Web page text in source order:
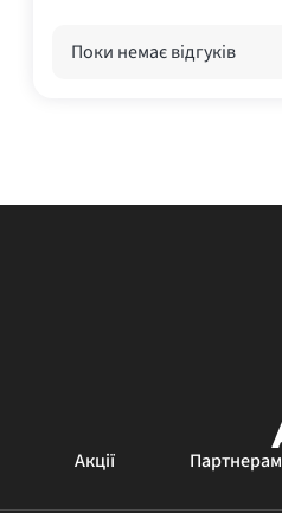
Поки немає відгуків
Акції Партнерам